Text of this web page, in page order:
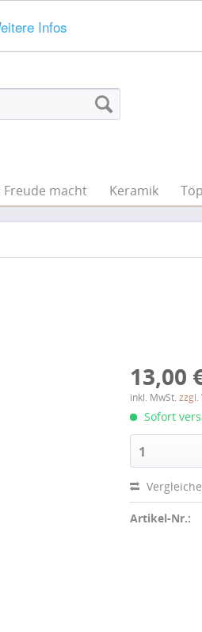
Infos
Freude macht Keramik
13,00
inkl. MwSt.zzgl.
Sofort
1
Artikel-Nr.: